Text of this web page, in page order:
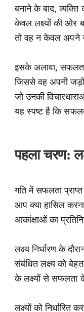
बनाने के बाद,
केवल लक्ष्यों की ओर
तो वह न केवल अपने
इसके अलावा,
जिससे वह अपनी
जो उनकी
यह स्पष्ट है कि
पहला चरण:
गति में सफलता
आप क्या हासिल
आकांक्षाओं का
लक्ष्य निर्धारण के
संबंधित लक्ष्य को
के लक्ष्यों से सफलता के
लक्ष्यों को